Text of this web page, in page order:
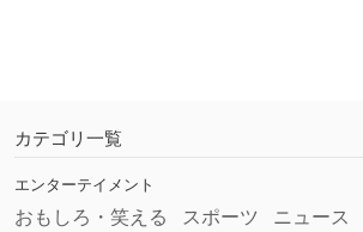
カテゴリ一覧
エンターテイメント
おもしろ・笑える スポーツ ニュース